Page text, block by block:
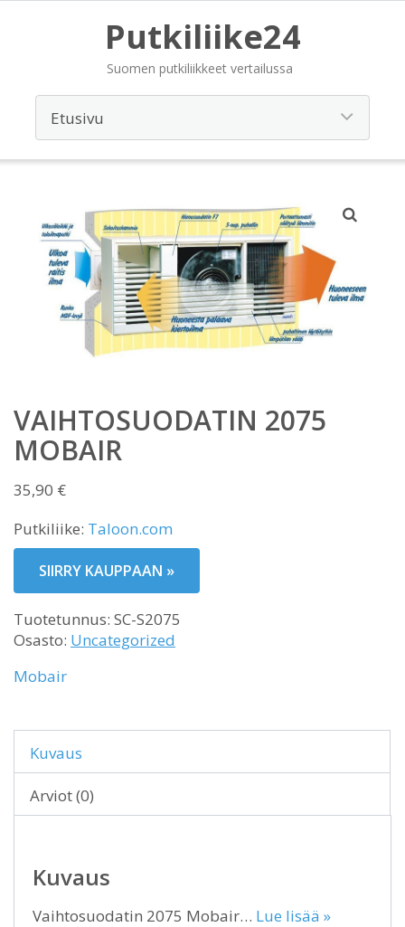
Putkiliike24
Suomen putkiliikkeet vertailussa
VAIHTOSUODATIN 2075
MOBAIR
35,90 €
Putkiliike: Taloon.com
SIIRRY KAUPPAAN »
Tuotetunnus: SC-S2075
Osasto: Uncategorized
Mobair
Kuvaus
Arviot (0)
Kuvaus
Vaihtosuodatin 2075 Mobair… Lue lisää »